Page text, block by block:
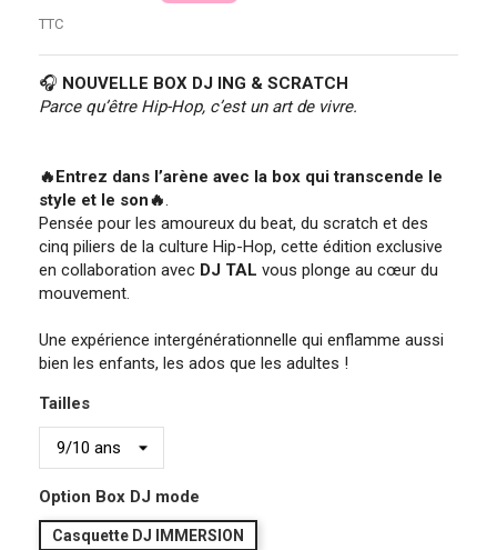
TTC
🎧 NOUVELLE BOX DJ ING & SCRATCH
Parce qu’être Hip-Hop, c’est un art de vivre.
🔥Entrez dans l’arène avec la box qui transcende le
style et le son🔥.
Pensée pour les amoureux du beat, du scratch et des
cinq piliers de la culture Hip-Hop, cette édition exclusive
en collaboration avec DJ TAL vous plonge au cœur du
mouvement.
Une expérience intergénérationnelle qui enflamme aussi
bien les enfants, les ados que les adultes !
Tailles
Option Box DJ mode
Casquette DJ IMMERSION